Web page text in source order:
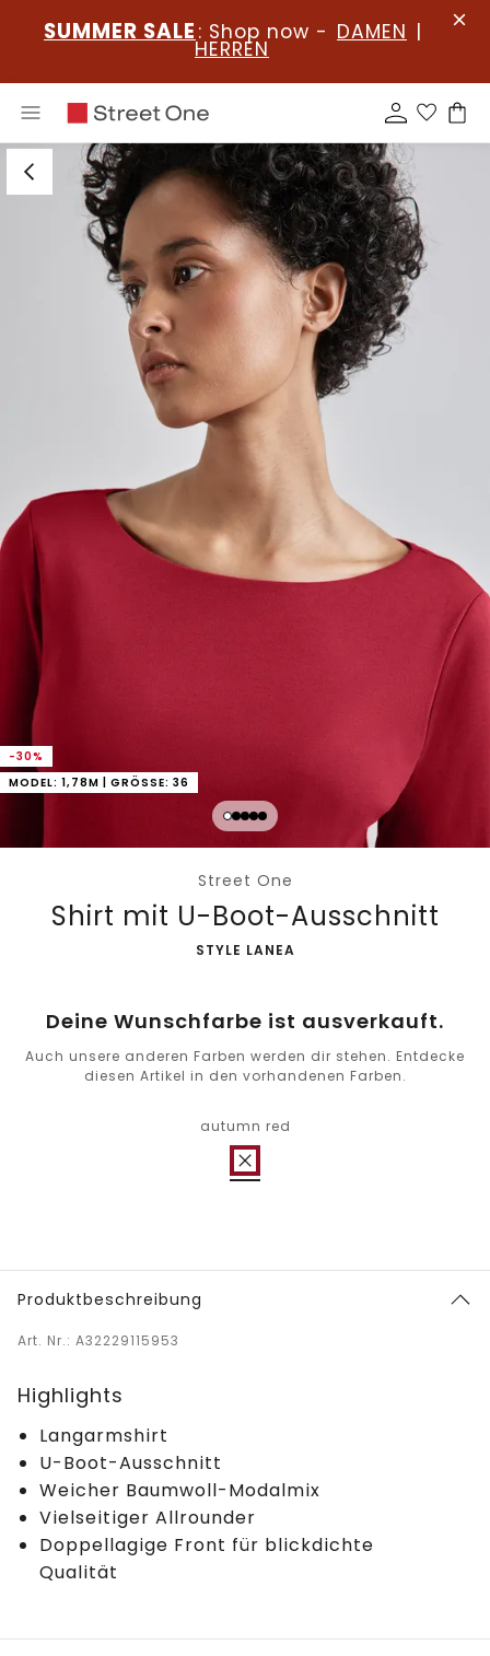
SUMMER SALE : Shop now - DAMEN |
HERREN
-30%
MODEL: 1,78M | GRÖSSE: 36
Street One
Shirt mit U-Boot-Ausschnitt
-
STYLE LANEA
Deine Wunschfarbe ist ausverkauft.
Auch unsere anderen Farben werden dir stehen. Entdecke
diesen Artikel in den vorhandenen Farben.
autumn red
Produktbeschreibung
Art. Nr.: A32229115953
Highlights
Langarmshirt
U-Boot-Ausschnitt
Weicher Baumwoll-Modalmix
Vielseitiger Allrounder
Doppellagige Front für blickdichte
Qualität